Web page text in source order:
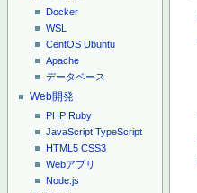
Docker
WSL
CentOS Ubuntu
Apache
データベース
Web開発
PHP Ruby
JavaScript TypeScript
HTML5 CSS3
Webアプリ
Node.js